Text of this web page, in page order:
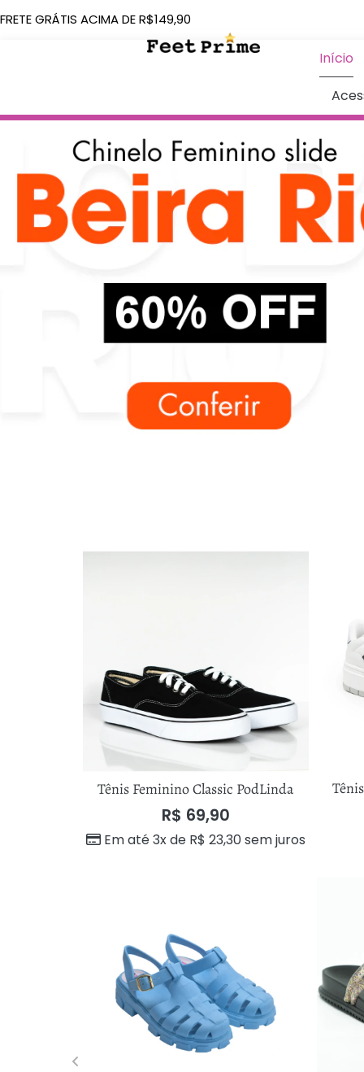
FRETE GRÁTIS ACIMA DE R$149,90
Início
Tênis Feminino Classic PodLinda
R$ 69,90
Em até 3x de R$ 23,30sem juros